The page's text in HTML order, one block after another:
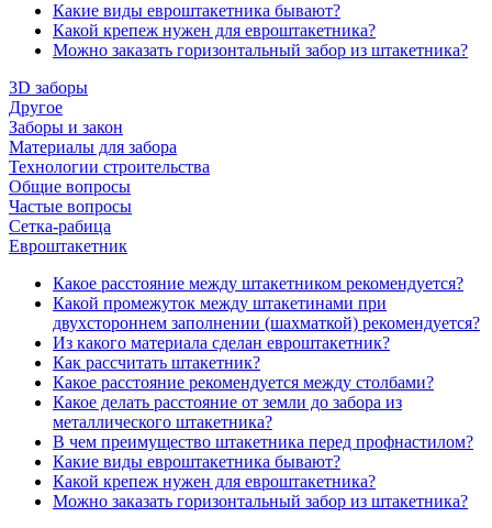
Какие виды евроштакетника бывают?
Какой крепеж нужен для евроштакетника?
Можно заказать горизонтальный забор из штакетника?
3D заборы
Другое
Заборы и закон
Материалы для забора
Технологии строительства
Общие вопросы
Частые вопросы
Сетка-рабица
Евроштакетник
Какое расстояние между штакетником рекомендуется?
Какой промежуток между штакетинами при
двухстороннем заполнении (шахматкой) рекомендуется?
Из какого материала сделан евроштакетник?
Как рассчитать штакетник?
Какое расстояние рекомендуется между столбами?
Какое делать расстояние от земли до забора из
металлического штакетника?
В чем преимущество штакетника перед профнастилом?
Какие виды евроштакетника бывают?
Какой крепеж нужен для евроштакетника?
Можно заказать горизонтальный забор из штакетника?